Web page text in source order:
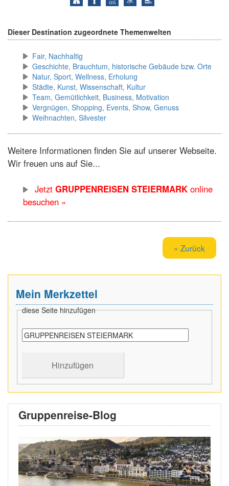
Dieser Destination zugeordnete Themenwelten
Fair, Nachhaltig
Geschichte, Brauchtum, historische Gebäude bzw. Orte
Natur, Sport, Wellness, Erholung
Städte, Kunst, Wissenschaft, Kultur
Team, Gemütlichkeit, Business, Motivation
Vergnügen, Shopping, Events, Show, Genuss
Weihnachten, Silvester
Weitere Informationen finden Sie auf unserer Webseite.
Wir freuen uns auf Sie...
Jetzt GRUPPENREISEN STEIERMARK online
besuchen »
« Zurück
Mein Merkzettel
diese Seite hinzufügen
Gruppenreise-Blog